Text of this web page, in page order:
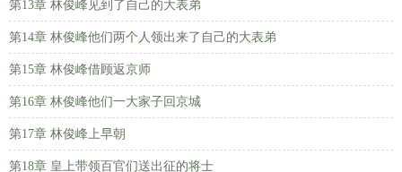
第13章 林俊峰见到了自己的大表弟
第14章 林俊峰他们两个人领出来了自己的大表弟
第15章 林俊峰借顾返京师
第16章 林俊峰他们一大家子回京城
第17章 林俊峰上早朝
第18章 皇上带领百官们送出征的将士